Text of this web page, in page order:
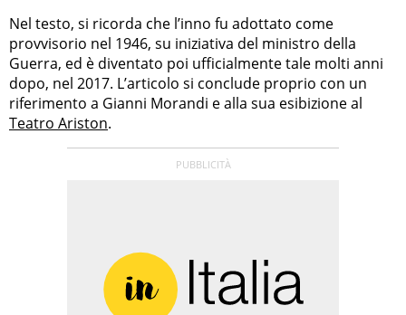
Nel testo, si ricorda che l’inno fu adottato come
provvisorio nel 1946, su iniziativa del ministro della
Guerra, ed è diventato poi ufficialmente tale molti anni
dopo, nel 2017. L’articolo si conclude proprio con un
riferimento a Gianni Morandi e alla sua esibizione al
Teatro Ariston.